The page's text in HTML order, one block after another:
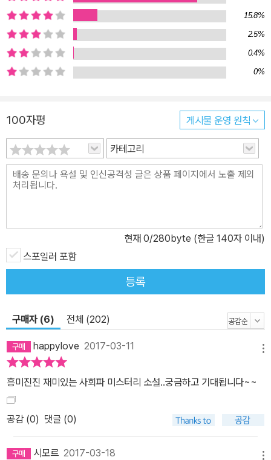
느끼는 정체성의 위기와 화해를 그린 성장소설적인 성격도 띠고 있
다. 주인공인 아라이는 수화와 음성언어를 둘 다 유창하게 하고 농인
과 청인의 문화를 동시에 이해하는, 말하자면 2개국어를 사용하는
‘바이링구얼’이다. 그는 성장과정은 물론 살인 사건의 진상을 파악하
그들에게 한없이 가까운 주변인으로서 그들의 세계를 이해해 나가고
목소리를 전달한다. 다양한 소수자들에 대한 차별 문제가 화두인 이
시기에, 『데프 보이스』는 그들의 목소리를 듣고 이해하는 과정이 필
요하다는 큰 울림을 준다. 장애를 가진 사람들만이 아니라 세상에 무
언가를 호소하고 싶은 것이 있어도 큰 목소리를 낼 수 없는 사람들이
15.8%
2.5%
0.4%
0%
100자평 게시물 운영 원칙
카테고리
현재 0/280byte (한글 140자 이내)
스포일러 포함
등록
구매자 (6) 전체 (202)
happylove 2017-03-11
흥미진진 재미있는 사회파 미스터리 소설..궁금하고 기대됩니다~~
공감 (0) 댓글 (0)
시모르 2017-03-18